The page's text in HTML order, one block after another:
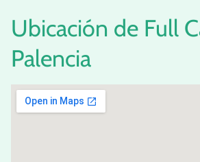
Ubicación de Full
Palencia